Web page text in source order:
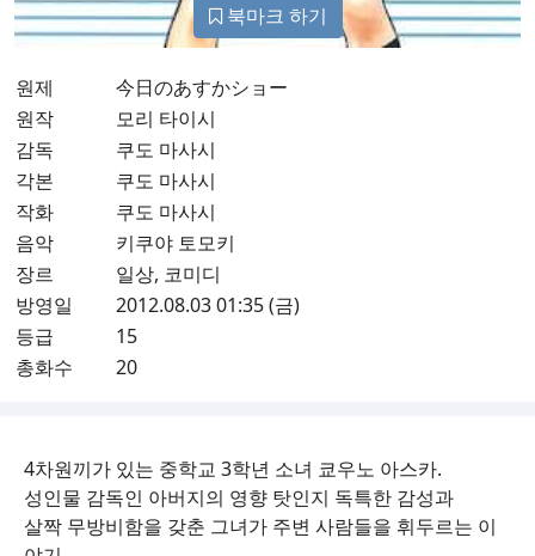
북마크 하기
원제
今日のあすかショー
원작
모리 타이시
감독
쿠도 마사시
각본
쿠도 마사시
작화
쿠도 마사시
음악
키쿠야 토모키
장르
일상, 코미디
방영일
2012.08.03 01:35 (금)
등급
15
총화수
20
4차원끼가 있는 중학교 3학년 소녀 쿄우노 아스카.
성인물 감독인 아버지의 영향 탓인지 독특한 감성과
살짝 무방비함을 갖춘 그녀가 주변 사람들을 휘두르는 이